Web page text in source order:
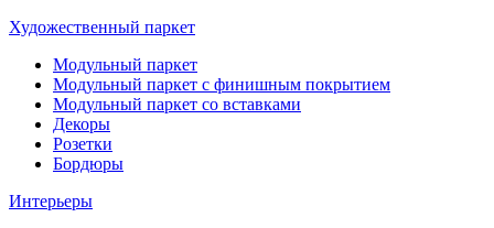
Художественный паркет
Модульный паркет
Модульный паркет с финишным покрытием
Модульный паркет со вставками
Декоры
Розетки
Бордюры
Интерьеры